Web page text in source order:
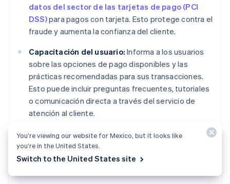
datos del sector de las tarjetas de pago (PCI
DSS)para pagos con tarjeta. Esto protege contra el
fraude y aumenta la confianza del cliente.
Capacitación del usuario: Informa a los usuarios
sobre las opciones de pago disponibles y las
prácticas recomendadas para sus transacciones.
Esto puede incluir preguntas frecuentes, tutoriales
o comunicación directa a través del servicio de
atención al cliente.
Fácil integración:Integra opciones de pago
flexibles en la experiencia del cliente. El proceso
debe ser intuitivo y no interrumpir la realización de
You’re viewing our website for Mexico, but it looks like
you’re in the United States.
Switch to the United States site